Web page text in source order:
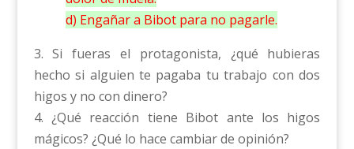
d) Engañar a Bibot para no pagarle.
3. Si fueras el protagonista, ¿qué hubieras
hecho si alguien te pagaba tu trabajo con dos
higos y no con dinero?
4. ¿Qué reacción tiene Bibot ante los higos
mágicos? ¿Qué lo hace cambiar de opinión?